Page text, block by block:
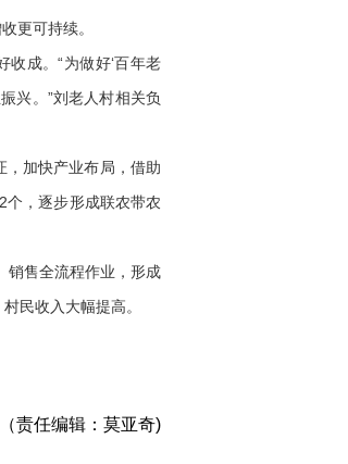
更可持续。
成。“为做好‘百年老
兴。”刘老人村相关负
加快产业布局，借助
个，逐步形成联农带农
售全流程作业，形成
民收入大幅提高。
（责任编辑：莫亚奇)